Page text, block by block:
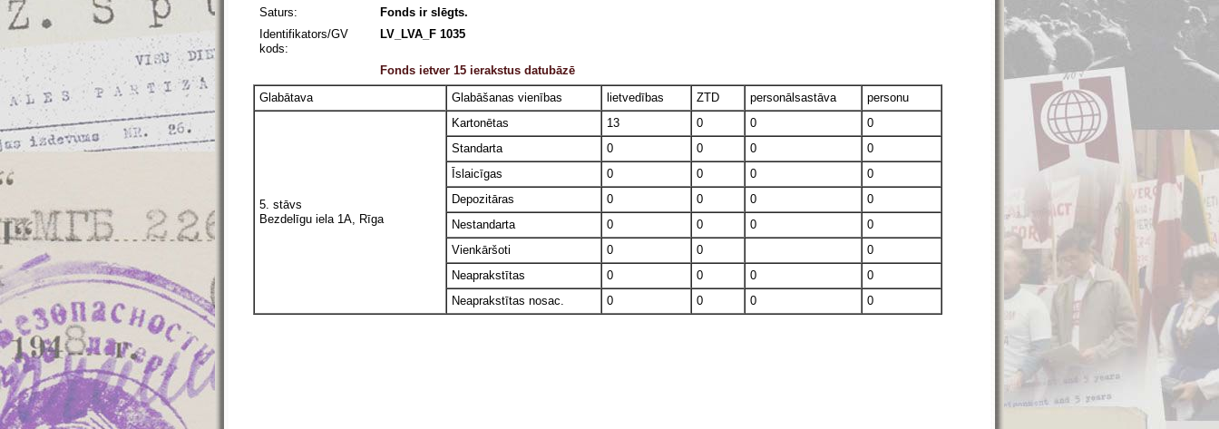
Saturs:
Fonds ir slēgts.
Identifikators/GV
kods:
LV_LVA_F 1035
Fonds ietver 15 ierakstus datubāzē
Glabātava
Glabāšanas vienības lietvedības ZTD personālsastāva personu
5. stāvs
Bezdelīgu iela 1A, Rīga
Kartonētas 13 0 0
0
Standarta
0 0 0
0
Īslaicīgas
0 0 0
0
Depozitāras
0 0 0
0
Nestandarta
0 0 0
0
Vienkāršoti
0 0
0
Neaprakstītas
0 0 0
0
Neaprakstītas nosac.
0 0 0 0